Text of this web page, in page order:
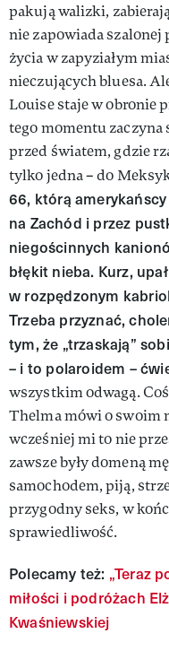
pakują walizki,
nie zapowiada szalonej
życia w zapyziałym
nieczujących bluesa.
Louise staje w obronie
tego momentu zaczyna
przed światem, gdzie
tylko jedna – do
66, którą
na Zachód i przez
niegościnnych
błękit nieba. Kurz,
w rozpędzonym
Trzeba przyznać,
tym, że „trzaskają”
– i to polaroidem –
wszystkim odwagą.
Thelma mówi o swoim
wcześniej mi to nie
zawsze były domeną
samochodem, piją,
przygodny seks, w
sprawiedliwość.
Polecamy też: „Teraz
miłości i podróżach
Kwaśniewskiej